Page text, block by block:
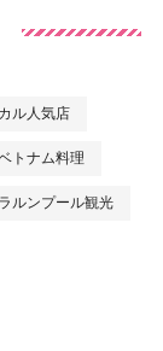
ル人気店
トナム料理
ルンプール観光